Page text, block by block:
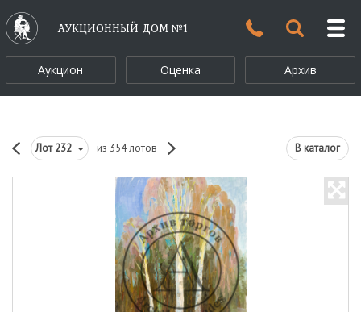
АУКЦИОННЫЙ ДОМ №1
Аукцион Оценка Архив
Лот232 из 354 лотов В каталог